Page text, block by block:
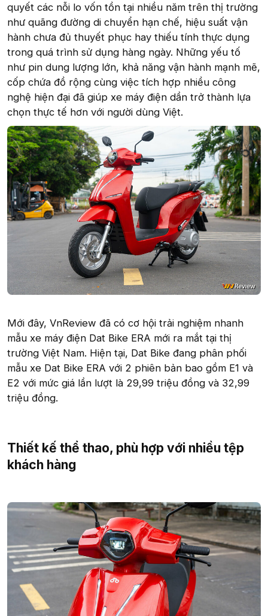
quyết các nỗi lo vốn tồn tại nhiều năm trên thị trường
như quãng đường di chuyển hạn chế, hiệu suất vận
hành chưa đủ thuyết phục hay thiếu tính thực dụng
trong quá trình sử dụng hàng ngày. Những yếu tố
như pin dung lượng lớn, khả năng vận hành mạnh mẽ,
cốp chứa đồ rộng cùng việc tích hợp nhiều công
nghệ hiện đại đã giúp xe máy điện dần trở thành lựa
chọn thực tế hơn với người dùng Việt.
Mới đây, VnReview đã có cơ hội trải nghiệm nhanh
mẫu xe máy điện Dat Bike ERA mới ra mắt tại thị
trường Việt Nam. Hiện tại, Dat Bike đang phân phối
mẫu xe Dat Bike ERA với 2 phiên bản bao gồm E1 và
E2 với mức giá lần lượt là 29,99 triệu đồng và 32,99
triệu đồng.
Thiết kế thể thao, phù hợp với nhiều tệp
khách hàng​